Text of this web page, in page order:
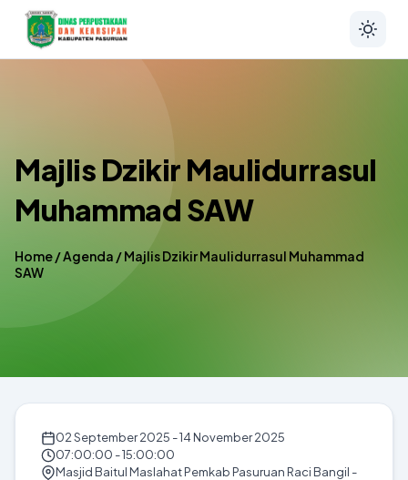
Majlis Dzikir Maulidurrasul
Muhammad SAW
Home/Agenda /Majlis Dzikir Maulidurrasul Muhammad
SAW
02 September 2025 - 14 November 2025
07:00:00 - 15:00:00
Masjid Baitul Maslahat Pemkab Pasuruan Raci Bangil -